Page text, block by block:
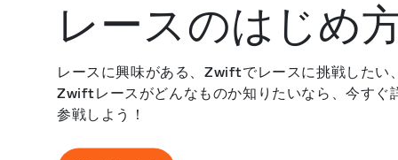
レースのはじめ
レースに興味がある、Zwiftでレースに挑戦したい
Zwiftレースがどんなものか知りたいなら、今すぐ
参戦しよう！